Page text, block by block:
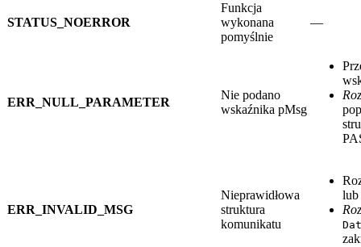
STATUS_NOERROR
Funkcja
wykonana
pomyślnie
—
ERR_NULL_PARAMETER
Nie podano
wskaźnika pMsg
ERR_INVALID_MSG
Nieprawidłowa
struktura
komunikatu
lub